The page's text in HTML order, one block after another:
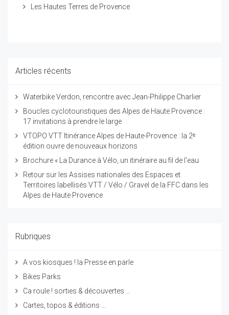
Les Hautes Terres de Provence
Articles récents
Waterbike Verdon, rencontre avec Jean-Philippe Charlier
Boucles cyclotouristiques des Alpes de Haute Provence :
17 invitations à prendre le large
VTOPO VTT Itinérance Alpes de Haute-Provence : la 2ᵉ
édition ouvre de nouveaux horizons
Brochure « La Durance à Vélo, un itinéraire au fil de l’eau
Retour sur les Assises nationales des Espaces et
Territoires labellisés VTT / Vélo / Gravel de la FFC dans les
Alpes de Haute Provence
Rubriques
A vos kiosques ! la Presse en parle
Bikes Parks
Ca roule ! sorties & découvertes ...
Cartes, topos & éditions ...